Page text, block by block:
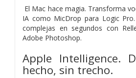
El Mac hace magia. Transforma
IA como MicDrop para Logic
complejas en segundos con
Adobe Photoshop.
Apple Intelligence.
hecho, sin trecho.